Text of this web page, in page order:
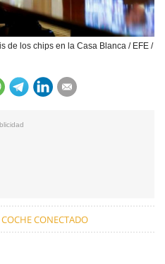
de los chips en la Casa Blanca / EFE /
COCHE CONECTADO